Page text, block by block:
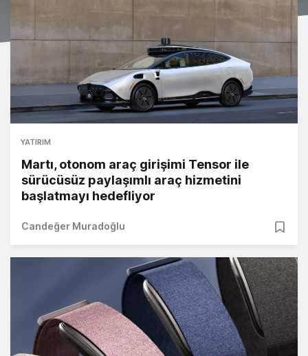
YATIRIM
Martı, otonom araç girişimi Tensor ile
sürücüsüz paylaşımlı araç hizmetini
başlatmayı hedefliyor
Candeğer Muradoğlu